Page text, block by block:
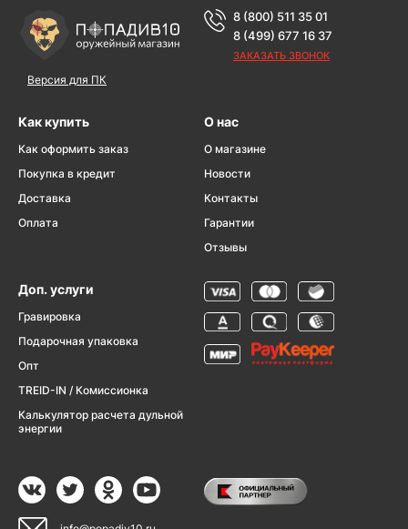
Версия для ПК
8 (800) 511 35 01
8 (499) 677 16 37
ЗАКАЗАТЬ ЗВОНОК
Как купить
Как оформить заказ
Покупка в кредит
Доставка
Оплата
О нас
О магазине
Новости
Контакты
Гарантии
Отзывы
Доп. услуги
Гравировка
Подарочная упаковка
Опт
TREID-IN / Комиссионка
Калькулятор расчета дульной
энергии